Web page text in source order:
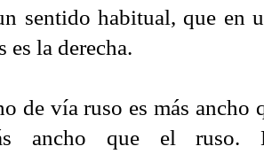
sentido habitual, que en
es la derecha.
de vía ruso es más ancho
ancho que el ruso.